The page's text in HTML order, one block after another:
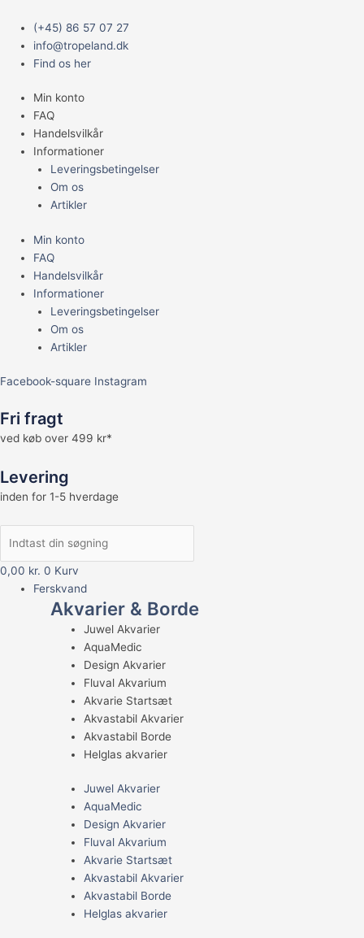
(+45) 86 57 07 27
info@tropeland.dk
Find os her
Min konto
FAQ
Handelsvilkår
Informationer
Leveringsbetingelser
Om os
Artikler
Min konto
FAQ
Handelsvilkår
Informationer
Leveringsbetingelser
Om os
Artikler
Facebook-square Instagram
Fri fragt
ved køb over 499 kr*
Levering
inden for 1-5 hverdage
0,00 kr. 0 Kurv
Main
Menu
Ferskvand
Akvarier & Borde
Juwel Akvarier
AquaMedic
Design Akvarier
Fluval Akvarium
Akvarie Startsæt
Akvastabil Akvarier
Akvastabil Borde
Helglas akvarier
Juwel Akvarier
AquaMedic
Design Akvarier
Fluval Akvarium
Akvarie Startsæt
Akvastabil Akvarier
Akvastabil Borde
Helglas akvarier
Snack'it
Pandebraskruller
ca
1kg
(Okse)
antal